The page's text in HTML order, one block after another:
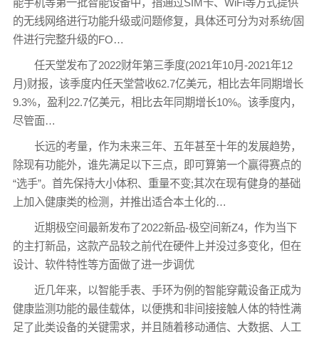
能手机等第一批智能设备中，指通过SIM卡、WiFi等方式提供
的无线网络进行功能升级或问题修复，具体还可分为对系统/固
件进行完整升级的FO…
任天堂发布了2022财年第三季度(2021年10月-2021年12
月)财报，该季度内任天堂营收62.7亿美元，相比去年同期增长
9.3%，盈利22.7亿美元，相比去年同期增长10%。该季度内，
尽管面…
长远的考量，作为未来三年、五年甚至十年的发展趋势，
除现有功能外，谁先满足以下三点，即可算第一个赢得赛点的
“选手”。首先保持大小体积、重量不变;其次在现有健身的基础
上加入健康类的检测，并推出适合本土化的…
近期极空间最新发布了2022新品-极空间新Z4，作为当下
的主打新品，这款产品较之前代在硬件上并没过多变化，但在
设计、软件特性等方面做了进一步调优
近几年来，以智能手表、手环为例的智能穿戴设备正成为
健康监测功能的最佳载体，以便携和非间接接触人体的特性满
足了此类设备的关键需求，并且随着移动通信、大数据、人工